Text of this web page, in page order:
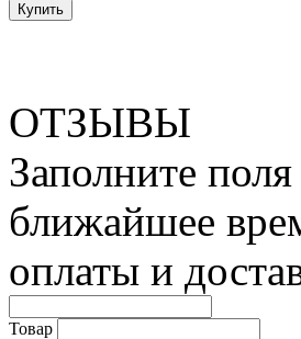
ОТЗЫВЫ
Заполните
ближайшее
оплаты и
Товар